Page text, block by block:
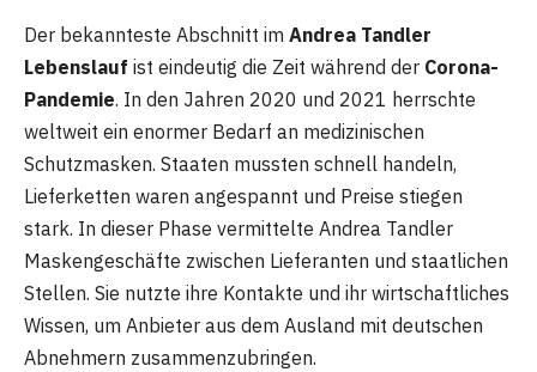
Der bekannteste Abschnitt im Andrea Tandler
Lebenslauf ist eindeutig die Zeit während der Corona-
Pandemie. In den Jahren 2020 und 2021 herrschte
weltweit ein enormer Bedarf an medizinischen
Schutzmasken. Staaten mussten schnell handeln,
Lieferketten waren angespannt und Preise stiegen
stark. In dieser Phase vermittelte Andrea Tandler
Maskengeschäfte zwischen Lieferanten und staatlichen
Stellen. Sie nutzte ihre Kontakte und ihr wirtschaftliches
Wissen, um Anbieter aus dem Ausland mit deutschen
Abnehmern zusammenzubringen.